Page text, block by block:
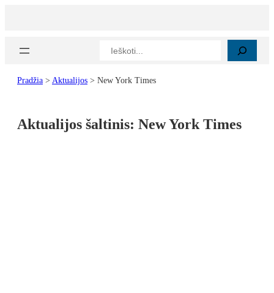
Paieška
Pradžia > Aktualijos > New York Times
Aktualijos šaltinis: New York Times